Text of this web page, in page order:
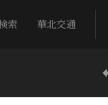
索 華北交通